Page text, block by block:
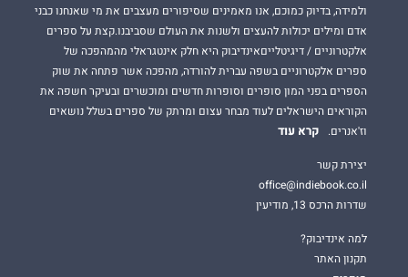
ולמידה, בדיוק כמוכם, אנו מאמינים שסיפורים מעצבים את מי שאנחנו כבני
אדם ומילים יכולות להעצים ולשנות את העולם שסביבנו.קצת על ספרים
אלקטרוניים / דיגיטלייםאינדיבוק היא חלק אינטגראלי מהמהפכה של
ספרים אלקטרוניים בשפה עברית להורדה, מהפכה אשר פתחה את שוק
הספרים בפני המון סופרים וסופרות חדשים ומוכשרים ובעיקר חשפה את
הקוראים הישראלים לעוד מבחר עצום ומרתק של ספרים בשלל נושאים
וז'אנרים.
קרא עוד
יצירת קשר
office@indiebook.co.il
שדרות הרכס 13, מודיעין
למה אינדיבוק?
תקנון האתר